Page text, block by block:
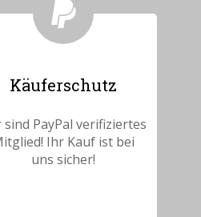
Käuferschutz
sind PayPal verifiziertes
Ihr Kauf ist bei
uns sicher!